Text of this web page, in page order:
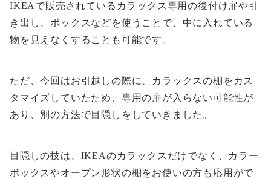
IKEAで販売されているカラックス専用の後付け扉や引
き出し、ボックスなどを使うことで、中に入れている
物を見えなくすることも可能です。
ただ、今回はお引越しの際に、カラックスの棚をカス
タマイズしていたため、専用の扉が入らない可能性が
あり、別の方法で目隠しをしていきました。
目隠しの技は、IKEAのカラックスだけでなく、カラー
ボックスやオープン形状の棚をお使いの方も応用がで